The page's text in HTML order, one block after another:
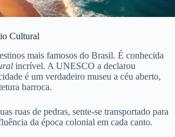
Cultural
mais famosos do Brasil. É conhecida
incrível. A UNESCO a declarou
é um verdadeiro museu a céu aberto,
barroca.
ruas de pedras, sente-se transportado para
da época colonial em cada canto.